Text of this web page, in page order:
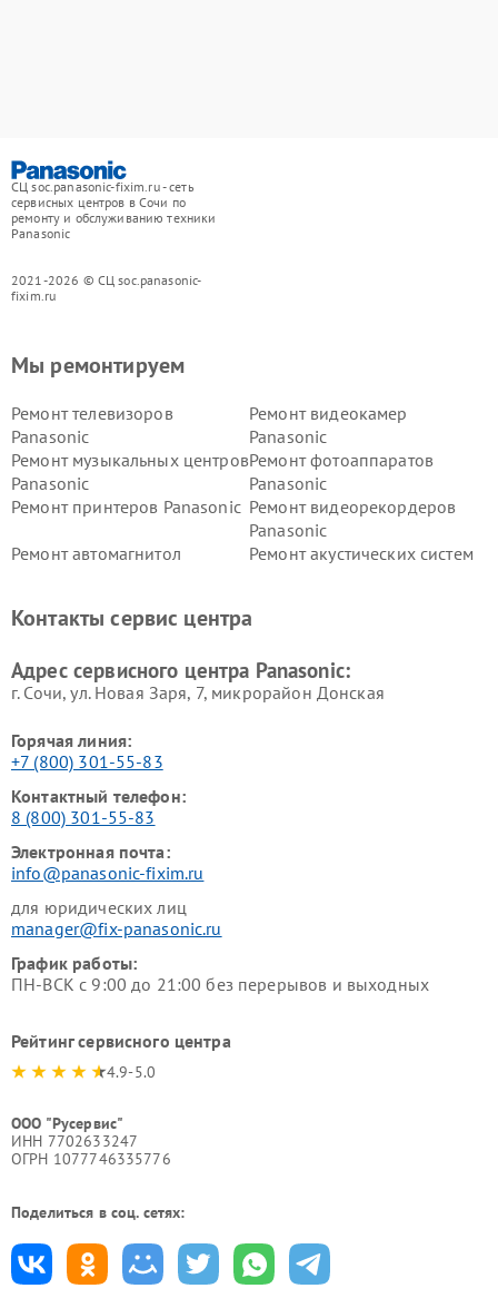
СЦ soc.panasonic-fixim.ru - сеть
сервисных центров в Сочи по
ремонту и обслуживанию техники
Panasonic
2021-2026 © СЦ soc.panasonic-
fixim.ru
Мы ремонтируем
Ремонт телевизоров
Panasonic
Ремонт видеокамер
Panasonic
Ремонт музыкальных центров
Panasonic
Ремонт фотоаппаратов
Panasonic
Ремонт принтеров Panasonic Ремонт видеорекордеров
Panasonic
Ремонт автомагнитол
Ремонт акустических систем
панелей Panasonic
Контакты сервис центра
Адрес сервисного центра Panasonic:
г. Сочи, ул. Новая Заря, 7, микрорайон Донская
Горячая линия:
+7 (800) 301-55-83
Контактный телефон:
8 (800) 301-55-83
Электронная почта:
info@panasonic-fixim.ru
для юридических лиц
manager@fix-panasonic.ru
График работы:
ПН-ВСК с 9:00 до 21:00 без перерывов и выходных
Рейтинг сервисного центра
4.9-5.0
ООО "Русервис"
ИНН 7702633247
ОГРН 1077746335776
Поделиться в соц. сетях: